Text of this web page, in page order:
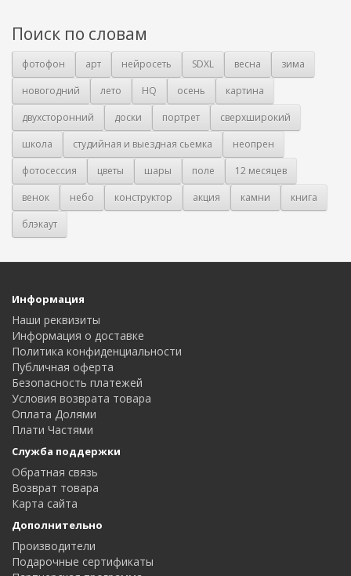
Поиск по словам
фотофон арт нейросеть SDXL весна
зима
новогодний
лето HQ осень
картина
двухсторонний
доски портрет
сверхширокий
школа
студийная и выездная сьемка
неопрен
фотосессия
цветы шары поле
12 месяцев
венок
небо конструктор акция камни
книга
блэкаут
Информация
Наши реквизиты
Информация о доставке
Политика конфиденциальности
Публичная оферта
Безопасность платежей
Условия возврата товара
Оплата Долями
Плати Частями
Служба поддержки
Обратная связь
Возврат товара
Карта сайта
Дополнительно
Производители
Подарочные сертификаты